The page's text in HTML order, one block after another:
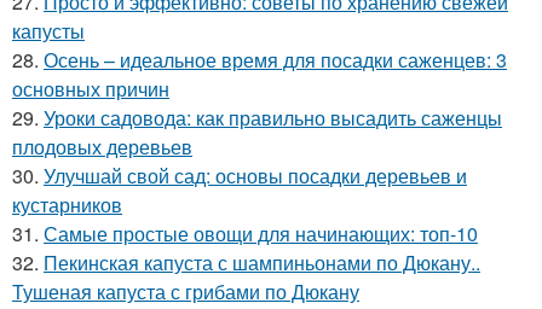
капусты
28. Осень – идеальное время для посадки саженцев: 3
основных причин
29. Уроки садовода: как правильно высадить саженцы
плодовых деревьев
30. Улучшай свой сад: основы посадки деревьев и
кустарников
31. Самые простые овощи для начинающих: топ-10
32. Пекинская капуста с шампиньонами по Дюкану..
Тушеная капуста с грибами по Дюкану